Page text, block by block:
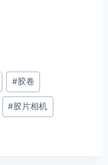
#胶卷
#胶片相机